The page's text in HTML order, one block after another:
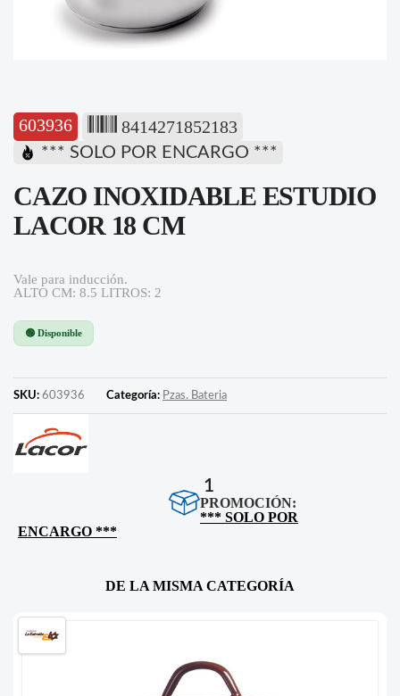
603936 8414271852183
*** SOLO POR ENCARGO ***
CAZO INOXIDABLE ESTUDIO
LACOR 18 CM
Vale para inducción.
ALTO CM: 8.5 LITROS: 2
🟢 Disponible
SKU: 603936 Categoría: Pzas. Bateria
1
PROMOCIÓN:
*** SOLO POR
ENCARGO ***
DE LA MISMA CATEGORÍA